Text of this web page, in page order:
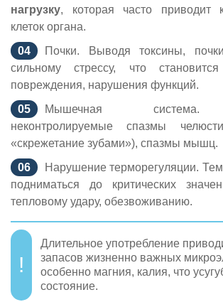
нагрузку, которая часто приводит
клеток органа.
Почки. Выводя токсины,
сильному стрессу, что
повреждения, нарушения функций.
Мышечная система.
неконтролируемые спазмы
«скрежетание зубами»), спазмы мышц.
Нарушение терморегуляции.
подниматься до критических
тепловому удару, обезвоживанию.
Длительное употребление
запасов жизненно важных
особенно магния, калия, что
состояние.